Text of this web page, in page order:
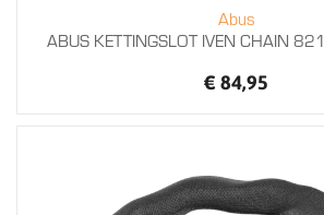
Abus
ABUS KETTINGSLOT IVEN CHAIN
€ 84,95